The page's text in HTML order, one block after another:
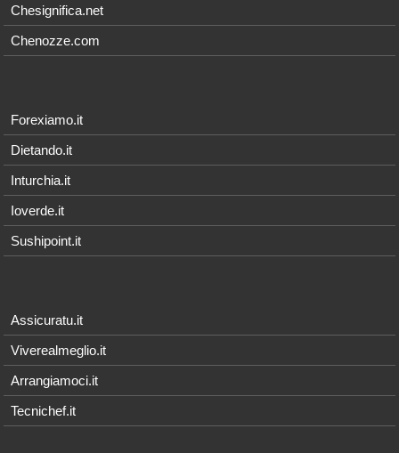
Chesignifica.net
Chenozze.com
Forexiamo.it
Dietando.it
Inturchia.it
Ioverde.it
Sushipoint.it
Assicuratu.it
Viverealmeglio.it
Arrangiamoci.it
Tecnichef.it